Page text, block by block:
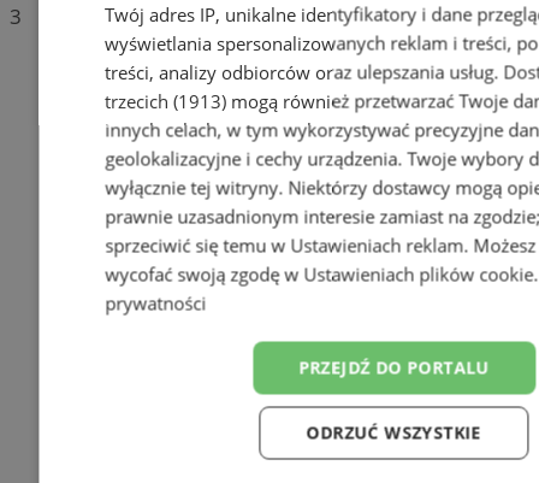
3
Twój adres IP, unikalne identyfikatory i dane
wyświetlania spersonalizowanych reklam i treści,
treści, analizy odbiorców oraz ulepszania usług.
trzecich (1913) mogą również przetwarzać Twoje
innych celach, w tym wykorzystywać precyzyjne
geolokalizacyjne i cechy urządzenia. Twoje wybory
wyłącznie tej witryny. Niektórzy dostawcy mogą
prawnie uzasadnionym interesie zamiast na
sprzeciwić się temu w Ustawieniach reklam.
wycofać swoją zgodę w Ustawieniach plików cookie
prywatności
PRZEJDŹ DO PORTALU
ODRZUĆ WSZYSTKIE